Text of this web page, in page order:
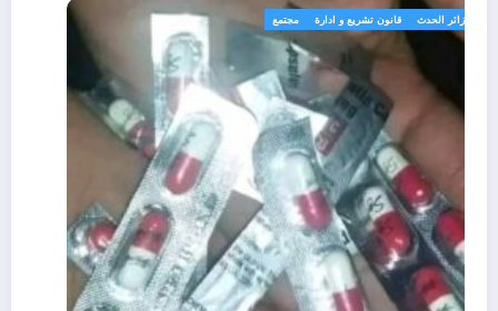
الجزائر الحدث قانون تشريع و ادارة